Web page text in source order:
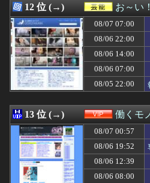
08/07 06:30
【動画】熊本
08/07 06:30
【事実か！？
08/07 06:30
パラノマサイ
08/07 06:30
韓国、サッカ
08/07 06:30
【海外の反応
08/07 06:30
【投資の闇
08/07 06:30
【99円】『心
08/07 06:30
【サッカー】
08/07 06:30
【動画】かも
08/07 06:27
【画像】松本
08/07 06:25
【悲報】パパ
08/07 06:25
【速報】ワン
08/07 06:25
【朗報】直近
08/07 06:24
店員さんにタ
08/07 06:22
シングルファ
08/07 06:21
アルゼンチン
12 位 (→) お～い
08/07 07:00
08/06 22:00
08/06 14:00
08/06 07:00
08/05 22:00
13 位 (→) 働くモ
08/07 00:57
08/06 19:52
08/06 12:39
08/06 08:00